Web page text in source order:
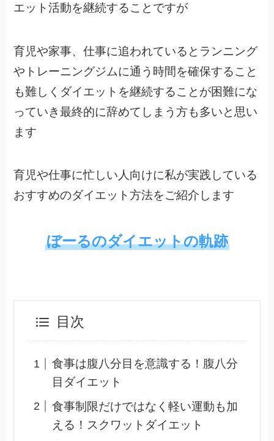
エット活動を継続することですが
育児や家事、仕事に追われているとランニング
やトレーニングジムに通う時間を確保すること
も難しくダイエットを継続することが困難にな
っていき最終的に辞めてしまう方も多いと思い
ます
育児や仕事に忙しい人向けに私が実践している
おすすめのダイエット方法をご紹介します
ぼーるのダイエットの軌跡
目次
食事は腹八分目を意識する！腹八分
目ダイエット
食事制限だけではなく軽い運動も加
える！スクワットダイエット